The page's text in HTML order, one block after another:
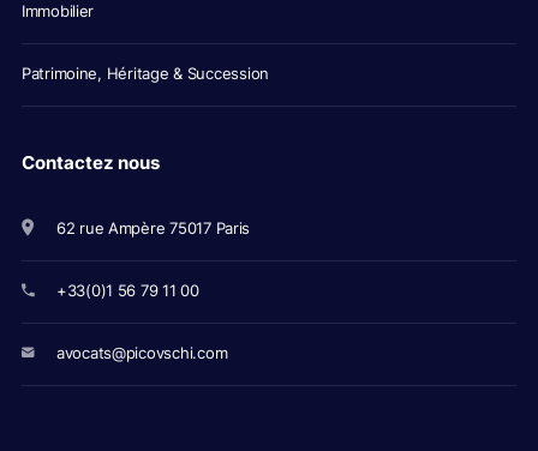
Immobilier
Patrimoine, Héritage & Succession
Contactez nous
62 rue Ampère 75017 Paris
+33(0)1 56 79 11 00
avocats@picovschi.com